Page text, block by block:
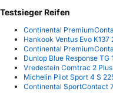
Testsieger Reifen
Continental
Hankook Ventus Evo
Continental
Dunlop Blue Response TG
Vredestein Comtrac 2
Michelin Pilot Sport 4 S
Continental SportContact